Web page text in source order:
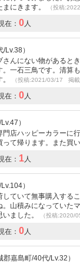
にきます。
（投稿
在： 0人
Lv.38）
んにない物があると
一石三鳥です。清算
（投稿:2021/03/17 掲
在： 0人
）
店ハッピーカラーに
て帰ります。また買
在： 1人
）
ていて無事購入する
山積みになっていた
ました。
（投稿:2020/
在： 0人
嘉島町/40代/Lv.32）